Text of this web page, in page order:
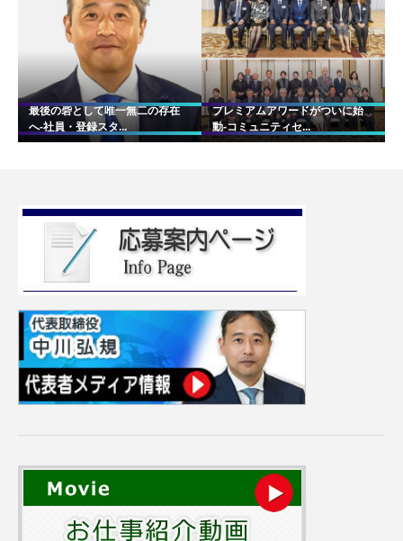
最後の砦として唯一無二の存在
へ-社員・登録スタ...
プレミアムアワードがついに始
動-コミュニティセ...